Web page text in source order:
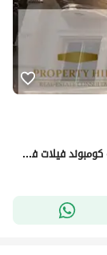
اخر فيلا بالسعر القديم 13 مليون كاش جاهزه للمعاينه كومبوند فيلات فقط وقصور الجولف سيتي